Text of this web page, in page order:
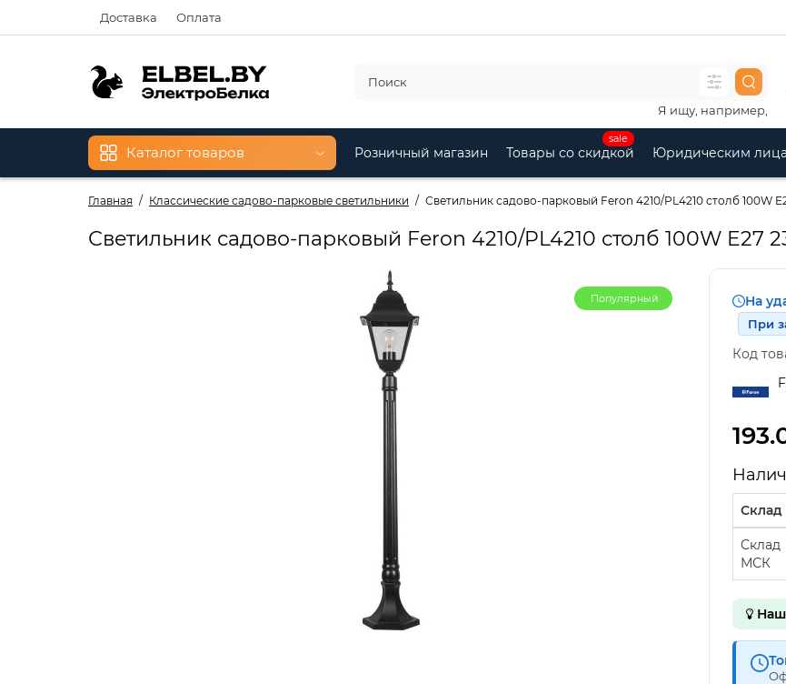
Доставка Оплата
Я ищу, например,
Каталог товаров Розничный магазин
sale
Товары со скидкой Юридическим
Главная Классические садово-парковые светильники Светильник садово-парковый Feron 4210/PL4210 столб 100W
Светильник садово-парковый Feron 4210/PL4210 столб 100W E27
Популярный На
При
Код
Склад
Склад
МСК